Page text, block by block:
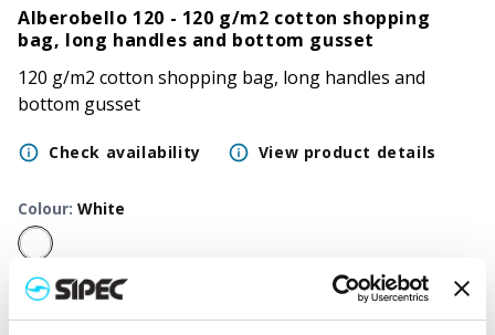
Alberobello 120 - 120 g/m2 cotton shopping
bag, long handles and bottom gusset
120 g/m2 cotton shopping bag, long handles and
bottom gusset
Check availability View product details
Colour: White
50 500+ 1000+ 2500
Neutral